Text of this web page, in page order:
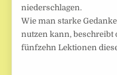
niederschlagen.
Wie man starke
nutzen kann, beschreibt
fünfzehn Lektionen